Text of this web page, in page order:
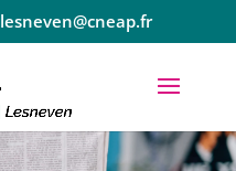
lesneven@cneap.fr